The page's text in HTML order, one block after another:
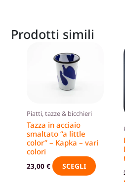
Prodotti simili
Piatti, tazze & bicchieri
Tazza in acciaio
smaltato “a little
color” – Kapka – vari
colori
23,00€ SCEGLI
possono
essere
nella